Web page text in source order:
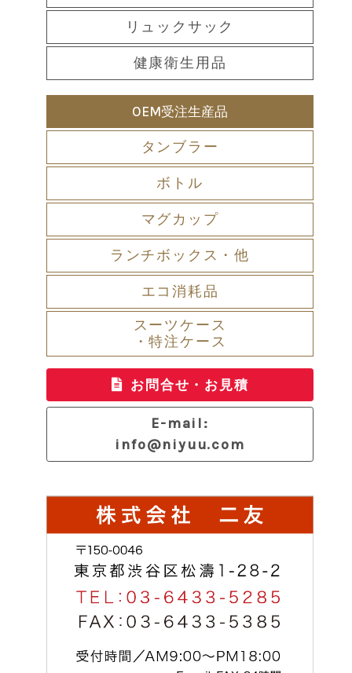
リュックサック
健康衛生用品
OEM受注生産品
タンブラー
ボトル
マグカップ
ランチボックス・他
エコ消耗品
スーツケース
・特注ケース
お問合せ・お見積
E-mail:
info@niyuu.com